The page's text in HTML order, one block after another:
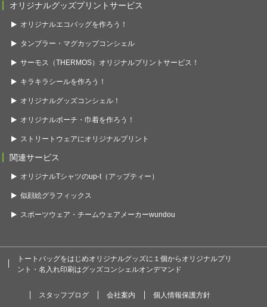
オリジナルグッズプリントサービス
オリジナルエコバッグを作ろう！
タンブラー・マグカップコンシェル
サーモス（THERMOS）オリジナルプリントサービス！
キラキラシールを作ろう！
オリジナルグッズコンシェル！
オリジナルポーチ・巾着を作ろう！
ストリートウェアにオリジナルプリント
関連サービス
オリジナルTシャツのup-t（アップティー）
似顔絵グラフィックス
スポーツウェア・チームウェアメーカーwundou
トートバッグをはじめオリジナルグッズに１個からオリジナルプリ
ント・名入れ印刷はグッズコンシェルオンデマンド
スタッフブログ 会社案内 個人情報保護方針